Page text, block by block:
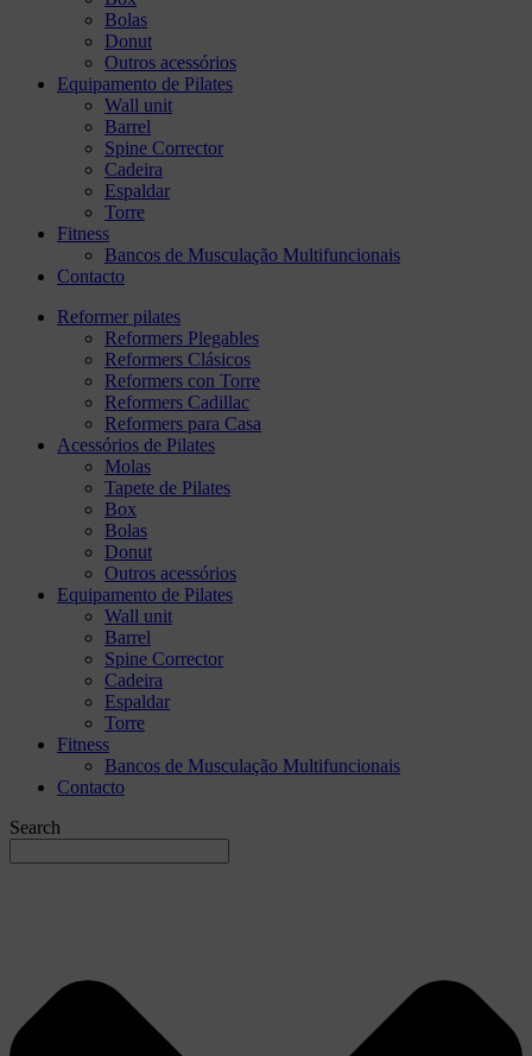
Bolas
Donut
Outros acessórios
Equipamento de Pilates
Wall unit
Barrel
Spine Corrector
Cadeira
Espaldar
Torre
Fitness
Bancos de Musculação Multifuncionais
Contacto
Reformer pilates
Reformers Plegables
Reformers Clásicos
Reformers con Torre
Reformers Cadillac
Reformers para Casa
Acessórios de Pilates
Molas
Tapete de Pilates
Box
Bolas
Donut
Outros acessórios
Equipamento de Pilates
Wall unit
Barrel
Spine Corrector
Cadeira
Espaldar
Torre
Fitness
Bancos de Musculação Multifuncionais
Contacto
Search